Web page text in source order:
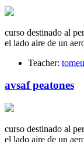
curso destinado al
el lado aire de un
Teacher:
avsaf peatones
curso destinado al
el lado aire de un